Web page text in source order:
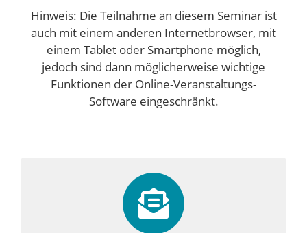
Hinweis: Die Teilnahme an diesem Seminar ist
auch mit einem anderen Internetbrowser, mit
einem Tablet oder Smartphone möglich,
jedoch sind dann möglicherweise wichtige
Funktionen der Online-Veranstaltungs-
Software eingeschränkt.